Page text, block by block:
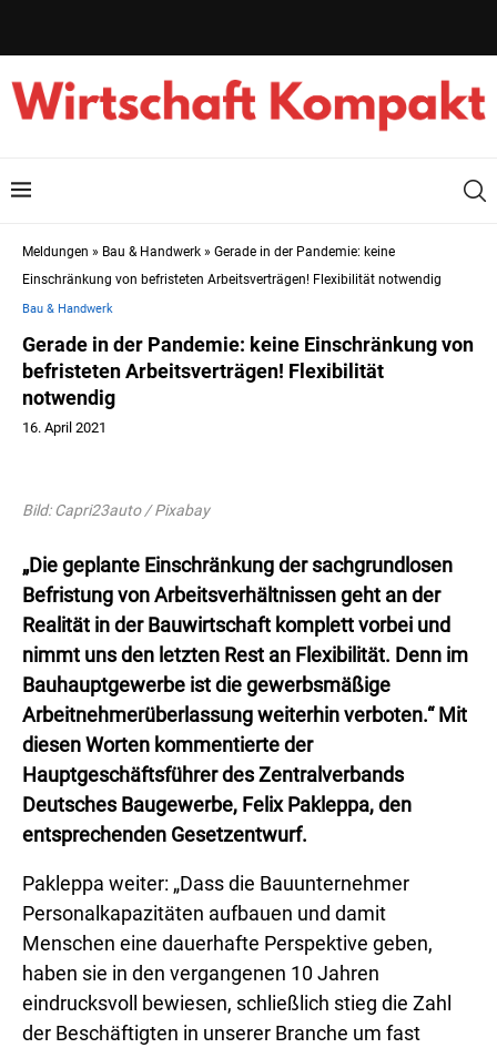
Meldungen » Bau & Handwerk » Gerade in der Pandemie: keine
Einschränkung von befristeten Arbeitsverträgen! Flexibilität notwendig
Bau & Handwerk
Gerade in der Pandemie: keine Einschränkung von
befristeten Arbeitsverträgen! Flexibilität
notwendig
16. April 2021
Bild: Capri23auto / Pixabay
„Die geplante Einschränkung der sachgrundlosen
Befristung von Arbeitsverhältnissen geht an der
Realität in der Bauwirtschaft komplett vorbei und
nimmt uns den letzten Rest an Flexibilität. Denn im
Bauhauptgewerbe ist die gewerbsmäßige
Arbeitnehmerüberlassung weiterhin verboten.“ Mit
diesen Worten kommentierte der
Hauptgeschäftsführer des Zentralverbands
Deutsches Baugewerbe, Felix Pakleppa, den
entsprechenden Gesetzentwurf.
Pakleppa weiter: „Dass die Bauunternehmer
Personalkapazitäten aufbauen und damit
Menschen eine dauerhafte Perspektive geben,
haben sie in den vergangenen 10 Jahren
eindrucksvoll bewiesen, schließlich stieg die Zahl
der Beschäftigten in unserer Branche um fast